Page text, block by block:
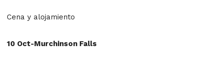
Cena y alojamiento
10 Oct-Murchinson Falls